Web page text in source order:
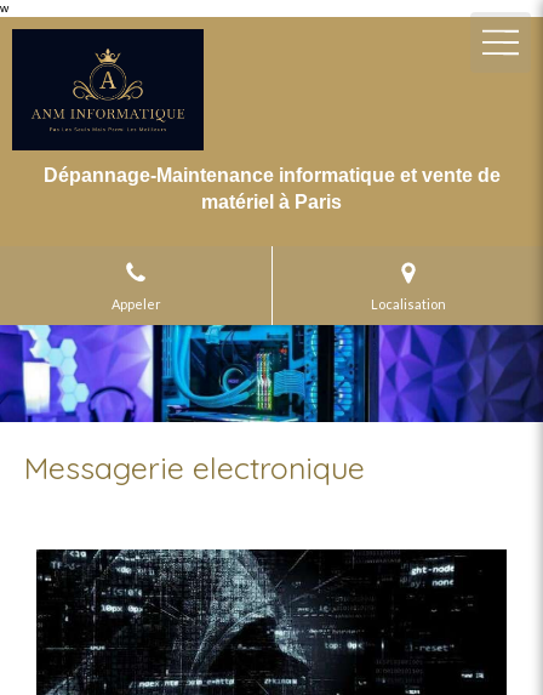
w
Dépannage-Maintenance informatique et vente de
matériel à Paris
Appeler Localisation
Messagerie electronique